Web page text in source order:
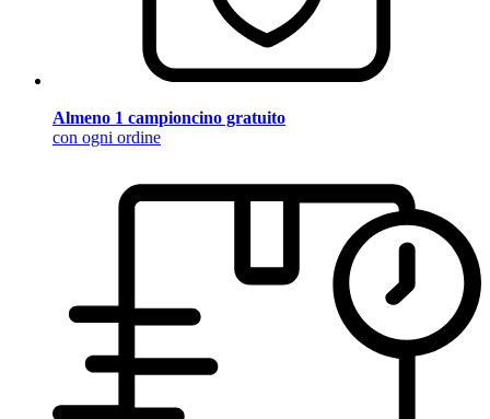
Almeno 1 campioncino gratuito
con ogni ordine